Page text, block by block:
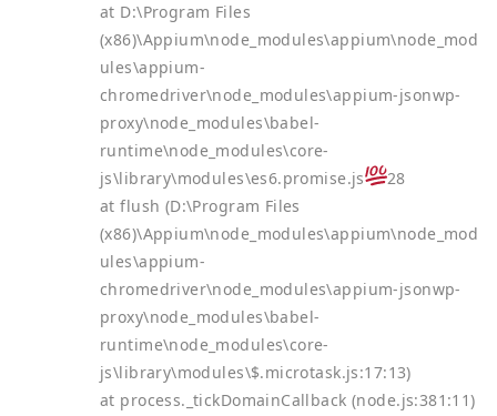
at D:\Program Files
(x86)\Appium\node_modules\appium\node_mod
ules\appium-
chromedriver\node_modules\appium-jsonwp-
proxy\node_modules\babel-
runtime\node_modules\core-
js\library\modules\es6.promise.js
28
at flush (D:\Program Files
(x86)\Appium\node_modules\appium\node_mod
ules\appium-
chromedriver\node_modules\appium-jsonwp-
proxy\node_modules\babel-
runtime\node_modules\core-
js\library\modules\$.microtask.js:17:13)
at process._tickDomainCallback (node.js:381:11)